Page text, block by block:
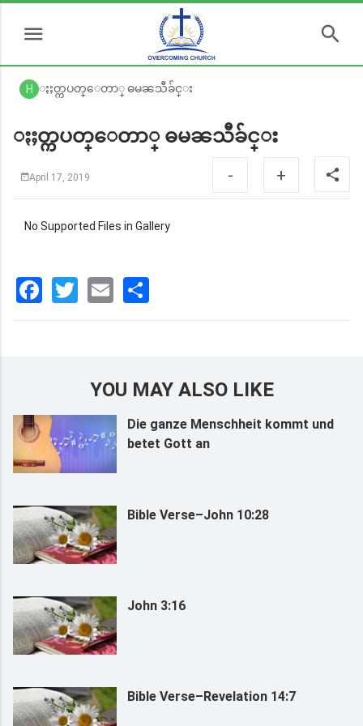
H ႏႈတ္ကပတ္ေတာ္ ဓမၼသီခ်င္း
ႏႈတ္ကပတ္ေတာ္ ဓမၼသီခ်င္း
April 17, 2019 - +
No Supported Files in Gallery
Facebook
Twitter
Email
享
YOU MAY ALSO LIKE
Die ganze Menschheit kommt und
betet Gott an
Bible Verse–John 10:28
John 3:16
Bible Verse–Revelation 14:7